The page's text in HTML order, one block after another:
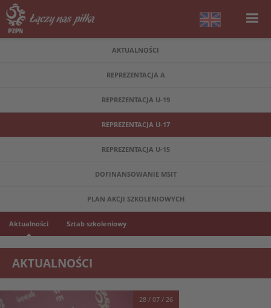
AKTUALNOŚCI
REPREZENTACJA A
REPREZENTACJA U-19
REPREZENTACJA U-17
REPREZENTACJA U-15
DOFINANSOWANIE MSIT
PLAN AKCJI SZKOLENIOWYCH
Aktualności Sztab szkoleniowy
AKTUALNOŚCI
28 / 07 / 26